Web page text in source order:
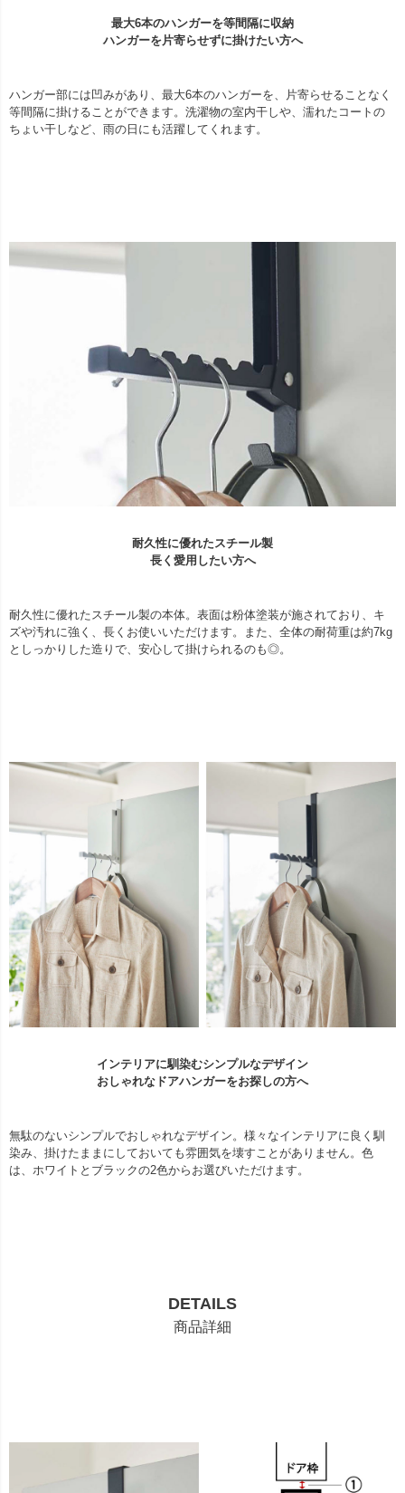
最大6本のハンガーを等間隔に収納
ハンガーを片寄らせずに掛けたい方へ
ハンガー部には凹みがあり、最大6本のハンガーを、片寄らせることなく
等間隔に掛けることができます。洗濯物の室内干しや、濡れたコートの
ちょい干しなど、雨の日にも活躍してくれます。
耐久性に優れたスチール製
長く愛用したい方へ
耐久性に優れたスチール製の本体。表面は粉体塗装が施されており、キ
ズや汚れに強く、長くお使いいただけます。また、全体の耐荷重は約7kg
としっかりした造りで、安心して掛けられるのも◎。
インテリアに馴染むシンプルなデザイン
おしゃれなドアハンガーをお探しの方へ
無駄のないシンプルでおしゃれなデザイン。様々なインテリアに良く馴
染み、掛けたままにしておいても雰囲気を壊すことがありません。色
は、ホワイトとブラックの2色からお選びいただけます。
DETAILS
商品詳細